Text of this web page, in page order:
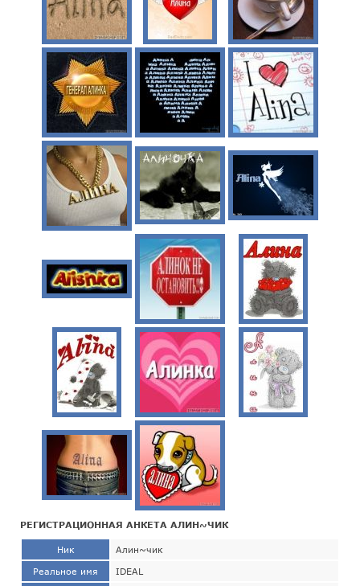
РЕГИСТРАЦИОННАЯ АНКЕТА АЛИН~ЧИК
Ник Алин~чик
Реальное имя IDEAL